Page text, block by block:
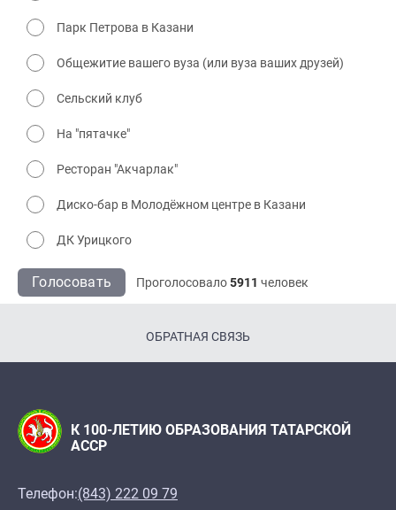
Парк Петрова в Казани
Общежитие вашего вуза (или вуза ваших друзей)
Сельский клуб
На "пятачке"
Ресторан "Акчарлак"
Диско-бар в Молодёжном центре в Казани
ДК Урицкого
Голосовать Проголосовало5911 человек
ОБРАТНАЯ СВЯЗЬ
К 100-ЛЕТИЮ ОБРАЗОВАНИЯ ТАТАРСКОЙ
АССР
Телефон:(843) 222 09 79